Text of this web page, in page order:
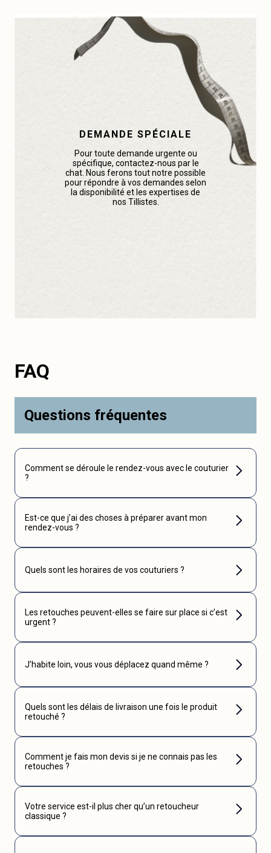
DEMANDE SPÉCIALE
Pour toute demande urgente ou
spécifique, contactez-nous par le
chat. Nous ferons tout notre possible
pour répondre à vos demandes selon
la disponibilité et les expertises de
nos Tillistes.
FAQ
Questions fréquentes
Comment se déroule le rendez-vous avec le couturier
?
Est-ce que j’ai des choses à préparer avant mon
rendez-vous ?
Quels sont les horaires de vos couturiers ?
Les retouches peuvent-elles se faire sur place si c’est
urgent ?
J’habite loin, vous vous déplacez quand même ?
Quels sont les délais de livraison une fois le produit
retouché ?
Comment je fais mon devis si je ne connais pas les
retouches ?
Votre service est-il plus cher qu’un retoucheur
classique ?